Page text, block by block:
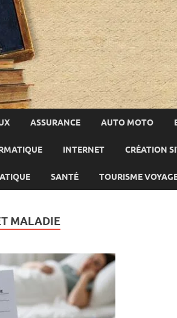
ASSURANCE AUTO MOTO
INTERNET CRÉATION
SANTÉ TOURISME
MALADIE